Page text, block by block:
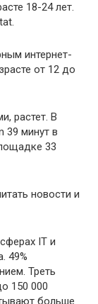
18-24 лет.
интернет-
от 12 до
растет. В
39 минут в
33
новости и
IT и
49%
Треть
150 000
больше